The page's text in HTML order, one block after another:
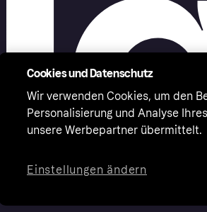
Sweden. All rights reserved. Klarna Bank AB (publ).
Cookies und Datenschutz
Wir verwenden Cookies, um den
Personalisierung und Analyse
unsere Werbepartner übermittelt.
Einstellungen ändern